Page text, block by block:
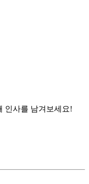
인사를 남겨보세요!